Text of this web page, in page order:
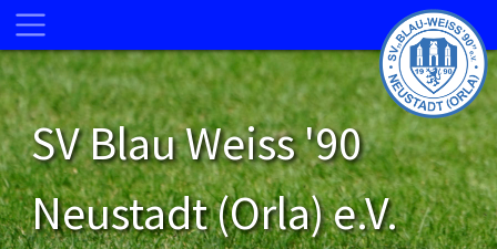
SV Blau Weiss '90
Neustadt (Orla) e.V.